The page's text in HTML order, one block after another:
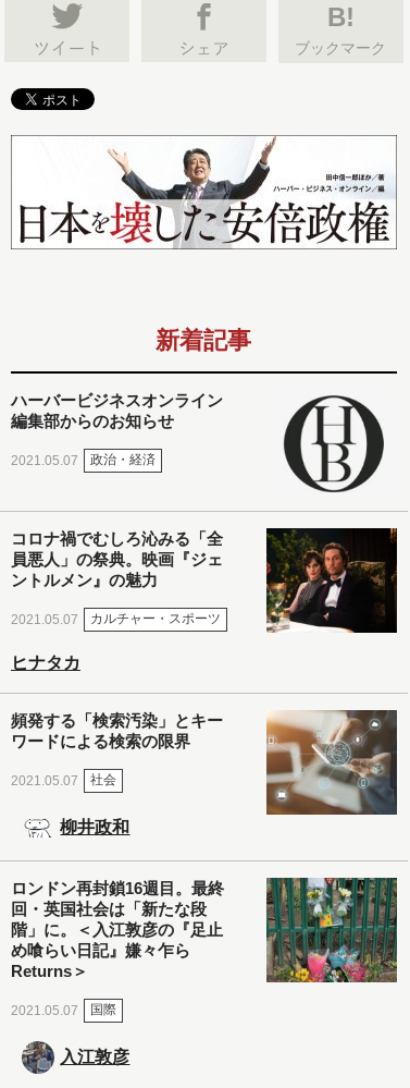
B!
ブックマーク
新着記事
ハーバービジネスオンライン
編集部からのお知らせ
2021.05.07 政治・経済
コロナ禍でむしろ沁みる「全
員悪人」の祭典。映画『ジェ
ントルメン』の魅力
2021.05.07 カルチャー・スポーツ
ヒナタカ
頻発する「検索汚染」とキー
ワードによる検索の限界
2021.05.07 社会
柳井政和
ロンドン再封鎖16週目。最終
回・英国社会は「新たな段
階」に。＜入江敦彦の『足止
め喰らい日記』嫌々乍ら
Returns＞
2021.05.07 国際
入江敦彦